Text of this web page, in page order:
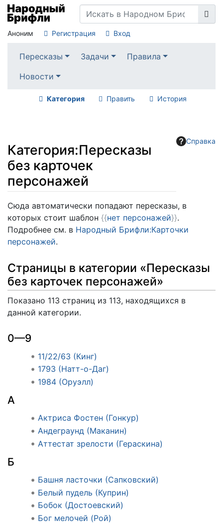
Аноним Регистрация Вход
Пересказы Задачи
Правила
Новости
Категория Править История
Справка
Категория:Пересказы
без карточек
персонажей
Перейти к:навигация, поиск
Сюда автоматически попадают пересказы, в
которых стоит шаблон {{нет персонажей}}.
Подробнее см. в Народный Брифли:Карточки
персонажей.
Страницы в категории «Пересказы
без карточек персонажей»
Показано 113 страниц из 113, находящихся в
данной категории.
0—9
11/22/63 (Кинг)
1793 (Натт-о-Даг)
1984 (Оруэлл)
А
Актриса Фостен (Гонкур)
Андеграунд (Маканин)
Аттестат зрелости (Гераскина)
Б
Башня ласточки (Сапковский)
Белый пудель (Куприн)
Бобок (Достоевский)
Бог мелочей (Рой)